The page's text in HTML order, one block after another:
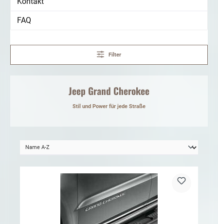
FAQ
Filter
Jeep Grand Cherokee
Stil und Power für jede Straße